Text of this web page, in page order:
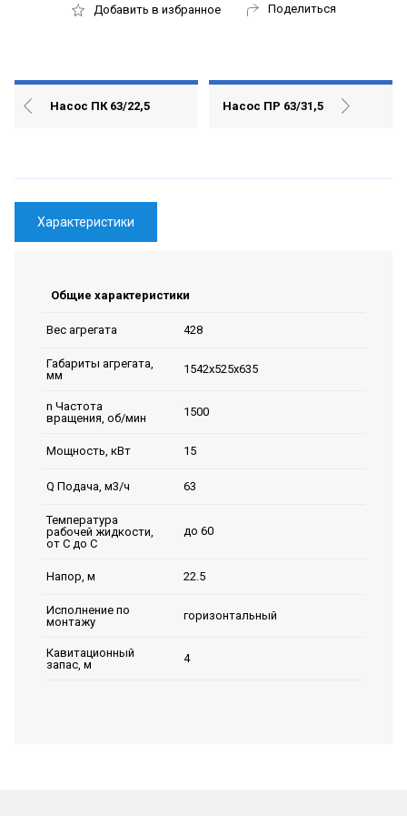
Добавить в избранное Поделиться
Насос ПК 63/22,5 Насос ПР 63/31,5
Характеристики
Общие характеристики
Вес агрегата 428
Габариты агрегата,
мм
1542х525х635
n Частота
вращения, об/мин
1500
Мощность, кВт 15
Q Подача, м3/ч 63
Температура
рабочей жидкости,
от С до С
до 60
Напор, м 22.5
Исполнение по
монтажу
горизонтальный
Кавитационный
запас, м
4